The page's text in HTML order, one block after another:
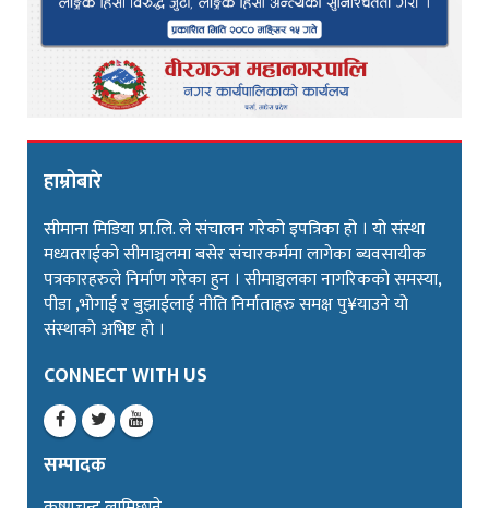
हाम्रोबारे
सीमाना मिडिया प्रा.लि. ले संचालन गरेको इपत्रिका हो । यो संस्था
मध्यतराईको सीमाञ्चलमा बसेर संचारकर्ममा लागेका ब्यवसायीक
पत्रकारहरुले निर्माण गरेका हुन । सीमाञ्चलका नागरिकको समस्या,
पीडा ,भोगाई र बुझाईलाई नीति निर्माताहरु समक्ष पु¥याउने यो
संस्थाको अभिष्ट हो ।
CONNECT WITH US
सम्पादक